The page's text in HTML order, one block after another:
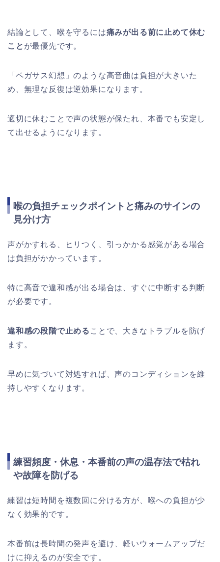
結論として、喉を守るには痛みが出る前に止めて休む
こと が最優先です。
「ペガサス幻想」のような高音曲は負担が大きいた
め、無理な反復は逆効果になります。
適切に休むことで声の状態が保たれ、本番でも安定し
て出せるようになります。
喉の負担チェックポイントと痛みのサインの
見分け方
声がかすれる、ヒリつく、引っかかる感覚がある場合
は負担がかかっています。
特に高音で違和感が出る場合は、すぐに中断する判断
が必要です。
違和感の段階で止める ことで、大きなトラブルを防げ
ます。
早めに気づいて対処すれば、声のコンディションを維
持しやすくなります。
練習頻度・休息・本番前の声の温存法で枯れ
や故障を防げる
練習は短時間を複数回に分ける方が、喉への負担が少
なく効果的です。
本番前は長時間の発声を避け、軽いウォームアップだ
けに抑えるのが安全です。